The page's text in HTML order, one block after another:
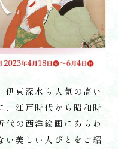
伊東深水ら人気の高い
、江戸時代から昭和時
代の西洋絵画にあらわ
い美しい人びとをご紹